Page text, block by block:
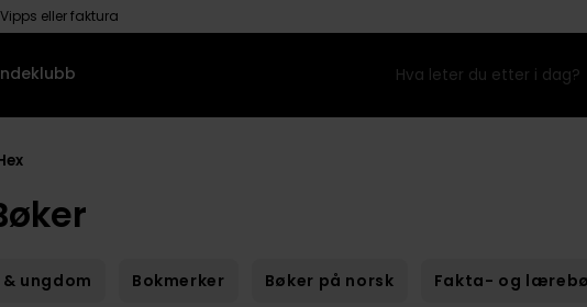
eller faktura
ungdom Bokmerker Bøker på norsk Fakta- og